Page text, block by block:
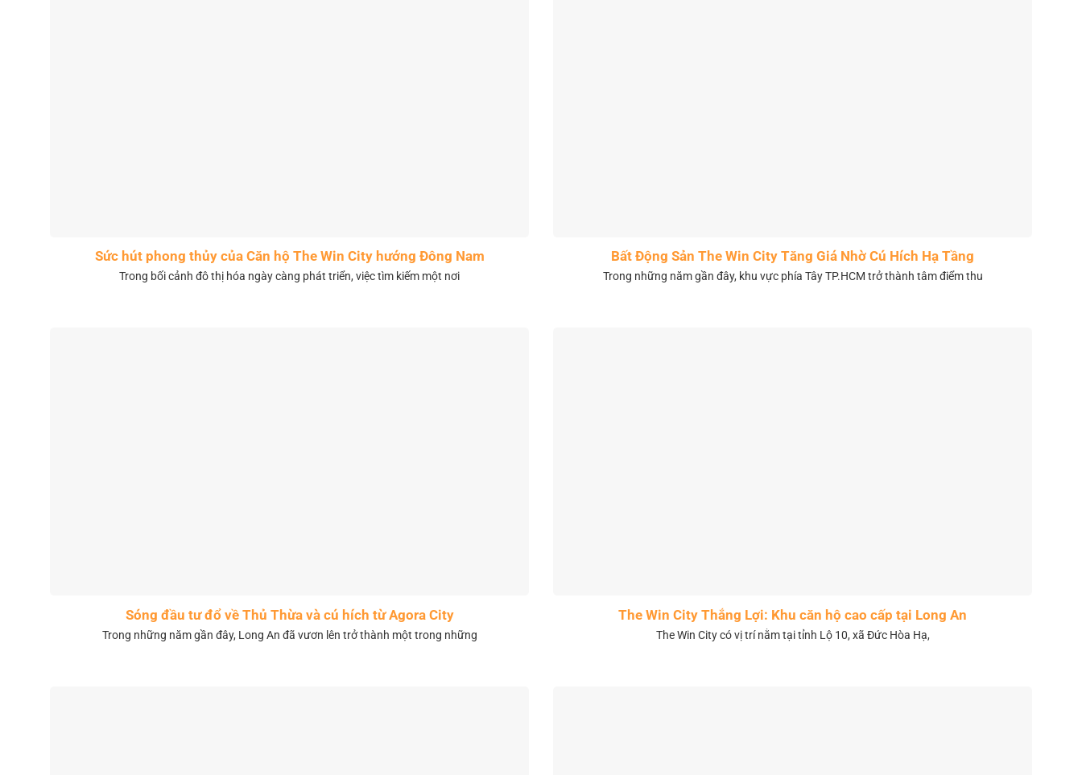
Sức hút phong thủy của Căn hộ The Win City hướng Đông Nam
Trong bối cảnh đô thị hóa ngày càng phát triển, việc tìm kiếm một nơi
Bất Động Sản The Win City Tăng Giá Nhờ Cú Hích Hạ Tầng
Trong những năm gần đây, khu vực phía Tây TP.HCM trở thành tâm điểm thu
Sóng đầu tư đổ về Thủ Thừa và cú hích từ Agora City
Trong những năm gần đây, Long An đã vươn lên trở thành một trong những
The Win City Thắng Lợi: Khu căn hộ cao cấp tại Long An
The Win City có vị trí nằm tại tỉnh Lộ 10, xã Đức Hòa Hạ,